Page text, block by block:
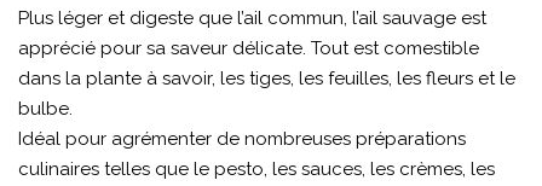
Plus léger et digeste que l’ail commun, l’ail sauvage est
apprécié pour sa saveur délicate. Tout est comestible
dans la plante à savoir, les tiges, les feuilles, les fleurs et le
bulbe.
Idéal pour agrémenter de nombreuses préparations
culinaires telles que le pesto, les sauces, les crèmes, les